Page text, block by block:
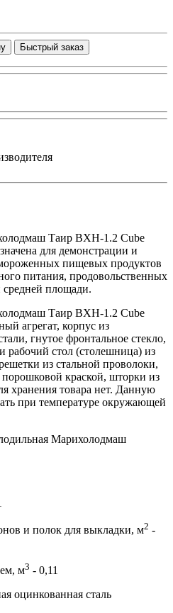
Быстрый заказ
Таир ВХН-1.2 Cube
для демонстрации и
пищевых продуктов
питания, продовольственных
площади.
Таир ВХН-1.2 Cube
агрегат, корпус из
гнутое фронтальное стекло,
рабочий стол (столешница) из
из стальной проволоки,
краской, шторки из
хранения товара нет. Данную
при температуре окружающей
Марихолодмаш
и полок для выкладки, м2 -
м3 - 0,11
оцинкованная сталь